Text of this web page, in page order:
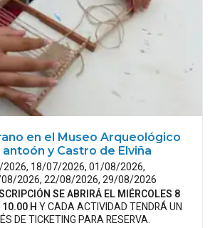
en el Museo Arqueológico
y Castro de Elviña
2026, 18/07/2026, 01/08/2026,
2026, 22/08/2026, 29/08/2026
SE ABRIRÁ EL MIÉRCOLES 8
HY CADA ACTIVIDAD TENDRÁ UN
DE TICKETING PARA RESERVA.